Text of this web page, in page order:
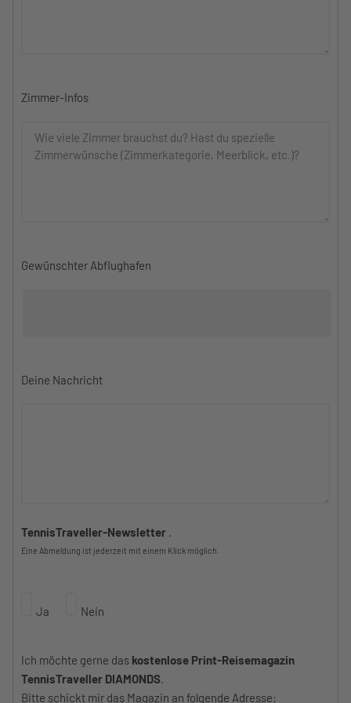
Zimmer-Infos
Gewünschter Abflughafen
Deine Nachricht
TennisTraveller-Newsletter .
Eine Abmeldung ist jederzeit mit einem Klick möglich.
Ja Nein
Ich möchte gerne das kostenlose Print-Reisemagazin
TennisTraveller DIAMONDS.
Bitte schickt mir das Magazin an folgende Adresse: